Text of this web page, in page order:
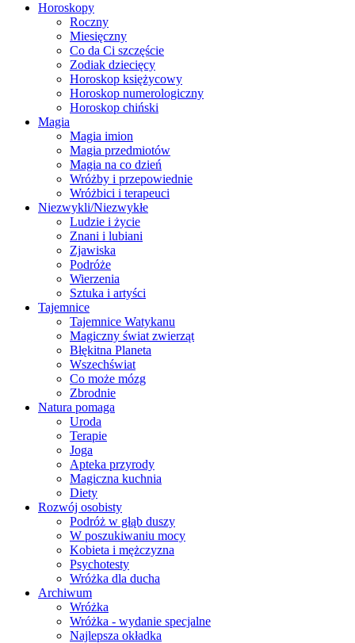
Horoskopy
Roczny
Miesięczny
Co da Ci szczęście
Zodiak dziecięcy
Horoskop księżycowy
Horoskop numerologiczny
Horoskop chiński
Magia
Magia imion
Magia przedmiotów
Magia na co dzień
Wróżby i przepowiednie
Wróżbici i terapeuci
Niezwykli/Niezwykłe
Ludzie i życie
Znani i lubiani
Zjawiska
Podróże
Wierzenia
Sztuka i artyści
Tajemnice
Tajemnice Watykanu
Magiczny świat zwierząt
Błękitna Planeta
Wszechświat
Co może mózg
Zbrodnie
Natura pomaga
Uroda
Terapie
Joga
Apteka przyrody
Magiczna kuchnia
Diety
Rozwój osobisty
Podróż w głąb duszy
W poszukiwaniu mocy
Kobieta i mężczyzna
Psychotesty
Wróżka dla ducha
Archiwum
Wróżka
Wróżka - wydanie specjalne
Najlepsza okładka